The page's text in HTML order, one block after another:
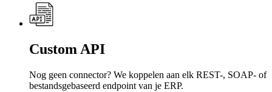
Custom API
Nog geen connector? We koppelen aan elk REST-, SOAP- of
bestandsgebaseerd endpoint van je ERP.